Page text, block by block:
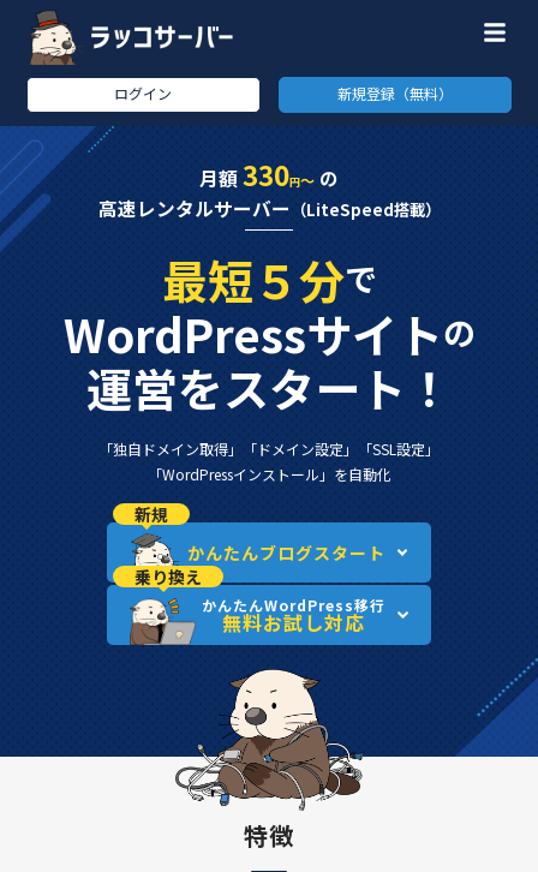
ログイン 新規登録（無料）
月額330円～の
高速レンタルサーバー（LiteSpeed搭載）
最短５分で
WordPressサイトの
運営をスタート！
「独自ドメイン取得」「ドメイン設定」「SSL設定」
「WordPressインストール」を自動化
新規
かんたんブログスタート
乗り換え
かんたんWordPress移行
無料お試し対応
特徴